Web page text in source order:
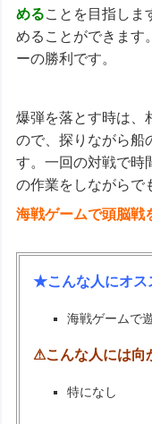
めることを目指しま
めることができます
ーの勝利です。
爆弾を落とす時は、
ので、探りながら船
す。一回の対戦で時
の作業をしながらで
海戦ゲームで頭脳戦
★こんな人にオス
海戦ゲームで
⚠こんな人には向
特になし